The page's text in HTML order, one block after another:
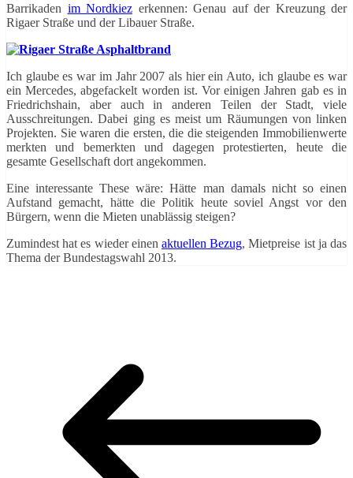
Barrikaden im Nordkiez erkennen: Genau auf der Kreuzung der
Rigaer Straße und der Libauer Straße.
Ich glaube es war im Jahr 2007 als hier ein Auto, ich glaube es war
ein Mercedes, abgefackelt worden ist. Vor einigen Jahren gab es in
Friedrichshain, aber auch in anderen Teilen der Stadt, viele
Ausschreitungen. Dabei ging es meist um Räumungen von linken
Projekten. Sie waren die ersten, die die steigenden Immobilienwerte
merkten und bemerkten und dagegen protestierten, heute die
gesamte Gesellschaft dort angekommen.
Eine interessante These wäre: Hätte man damals nicht so einen
Aufstand gemacht, hätte die Politik heute soviel Angst vor den
Bürgern, wenn die Mieten unablässig steigen?
Zumindest hat es wieder einen aktuellen Bezug, Mietpreise ist ja das
Thema der Bundestagswahl 2013.